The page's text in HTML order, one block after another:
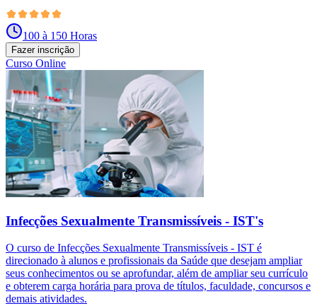
100 à 150 Horas
Fazer inscrição
Curso Online
Infecções Sexualmente Transmissíveis - IST's
O curso de Infecções Sexualmente Transmissíveis - IST é
direcionado à alunos e profissionais da Saúde que desejam ampliar
seus conhecimentos ou se aprofundar, além de ampliar seu currículo
e obterem carga horária para prova de títulos, faculdade, concursos e
demais atividades.